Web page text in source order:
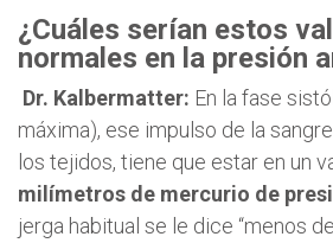
¿Cuáles serían estos
normales en la presión
Dr. Kalbermatter: En la fase
máxima), ese impulso de la
los tejidos, tiene que estar en un
milímetros de mercurio de
jerga habitual se le dice “menos